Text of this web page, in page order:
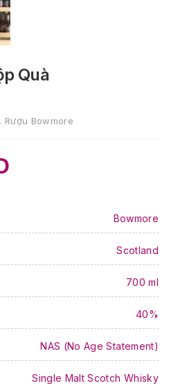
Quà
, Rượu Bowmore
Bowmore
Scotland
700 ml
40%
NAS (No Age Statement)
Single Malt Scotch Whisky